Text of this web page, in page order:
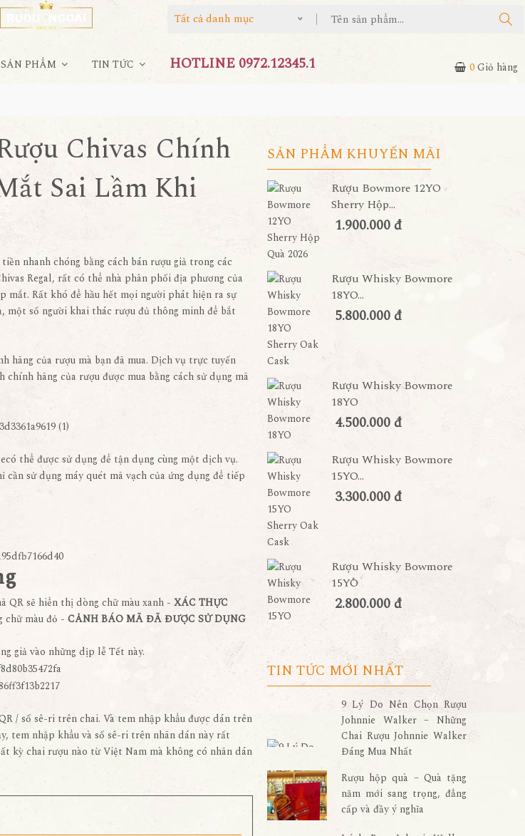
Tất cả danh mục
SẢN PHẨM TIN TỨC HOTLINE 0972.12345.1 0Giỏ hàng
Chivas Chính
Sai Lầm Khi
nhanh chóng bằng cách bán rượu giả trong các
Regal, rất có thể nhà phân phối địa phương của
mắt. Rất khó để hầu hết mọi người phát hiện ra sự
một số người khai thác rượu đủ thông minh để bắt
của rượu mà bạn đã mua. Dịch vụ trực tuyến
hãng của rượu được mua bằng cách sử dụng mã
thể được sử dụng để tận dụng cùng một dịch vụ.
sử dụng máy quét mã vạch của ứng dụng để tiếp
sẽ hiển thị dòng chữ màu xanh - XÁC THỰC
chữ màu đỏ - CẢNH BÁO MÃ ĐÃ ĐƯỢC SỬ DỤNG
giả vào những dịp lễ Tết này.
/ số sê-ri trên chai. Và tem nhập khẩu được dán trên
tem nhập khẩu và số sê-ri trên nhãn dán này rất
kỳ chai rượu nào từ Việt Nam mà không có nhãn dán
SẢN PHẨM KHUYẾN MÃI
Rượu Bowmore 12YO
Sherry Hộp...
1.900.000 đ
Rượu Whisky Bowmore
18YO...
5.800.000 đ
Rượu Whisky Bowmore
18YO
4.500.000 đ
Rượu Whisky Bowmore
15YO...
3.300.000 đ
Rượu Whisky Bowmore
15YO
2.800.000 đ
TIN TỨC MỚI NHẤT
9 Lý Do Nên Chọn Rượu
Johnnie Walker – Những
Chai Rượu Johnnie Walker
Đáng Mua Nhất
Rượu hộp quà – Quà tặng
năm mới sang trọng, đẳng
cấp và đầy ý nghĩa